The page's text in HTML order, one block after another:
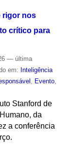
rigor nos
crítico para
— última
em: Inteligência
, Evento,
Stanford de
da
a conferência